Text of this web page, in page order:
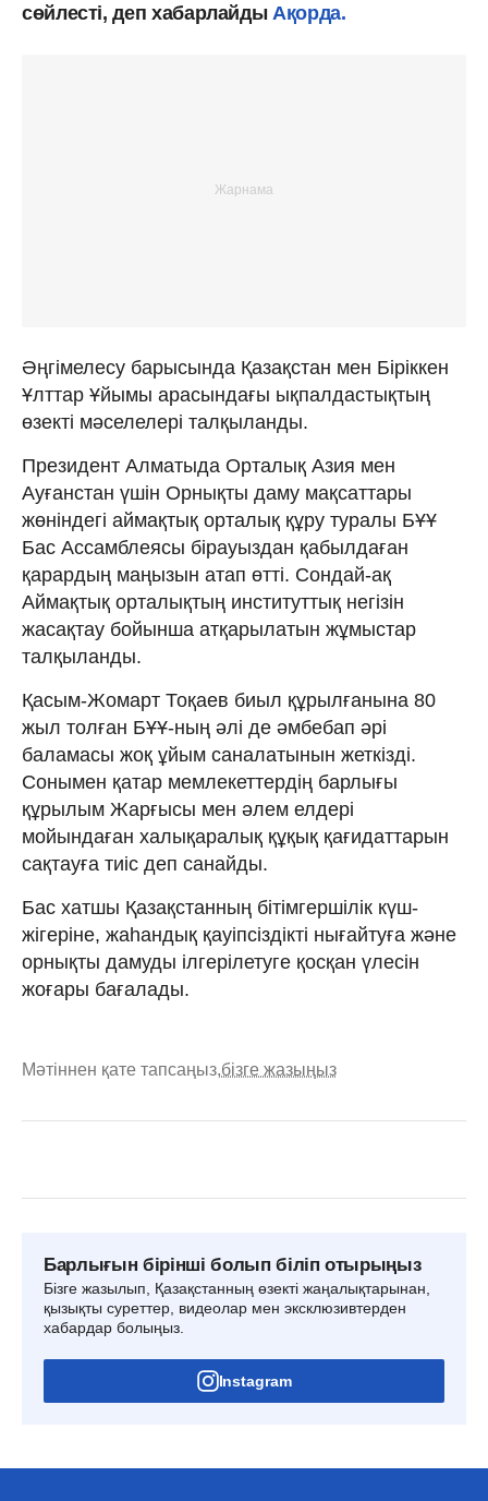
сөйлесті, деп хабарлайдыАқорда.
Әңгімелесу барысында Қазақстан мен Біріккен
Ұлттар Ұйымы арасындағы ықпалдастықтың
өзекті мәселелері талқыланды.
Президент Алматыда Орталық Азия мен
Ауғанстан үшін Орнықты даму мақсаттары
жөніндегі аймақтық орталық құру туралы БҰҰ
Бас Ассамблеясы бірауыздан қабылдаған
қарардың маңызын атап өтті. Сондай-ақ
Аймақтық орталықтың институттық негізін
жасақтау бойынша атқарылатын жұмыстар
талқыланды.
Қасым-Жомарт Тоқаев биыл құрылғанына 80
жыл толған БҰҰ-ның әлі де әмбебап әрі
баламасы жоқ ұйым саналатынын жеткізді.
Сонымен қатар мемлекеттердің барлығы
құрылым Жарғысы мен әлем елдері
мойындаған халықаралық құқық қағидаттарын
сақтауға тиіс деп санайды.
Бас хатшы Қазақстанның бітімгершілік күш-
жігеріне, жаһандық қауіпсіздікті нығайтуға және
орнықты дамуды ілгерілетуге қосқан үлесін
жоғары бағалады.
Мәтіннен қате тапсаңыз,бізге жазыңыз
Барлығын бірінші болып біліп отырыңыз
Бізге жазылып, Қазақстанның өзекті жаңалықтарынан,
қызықты суреттер, видеолар мен эксклюзивтерден
хабардар болыңыз.
Instagram